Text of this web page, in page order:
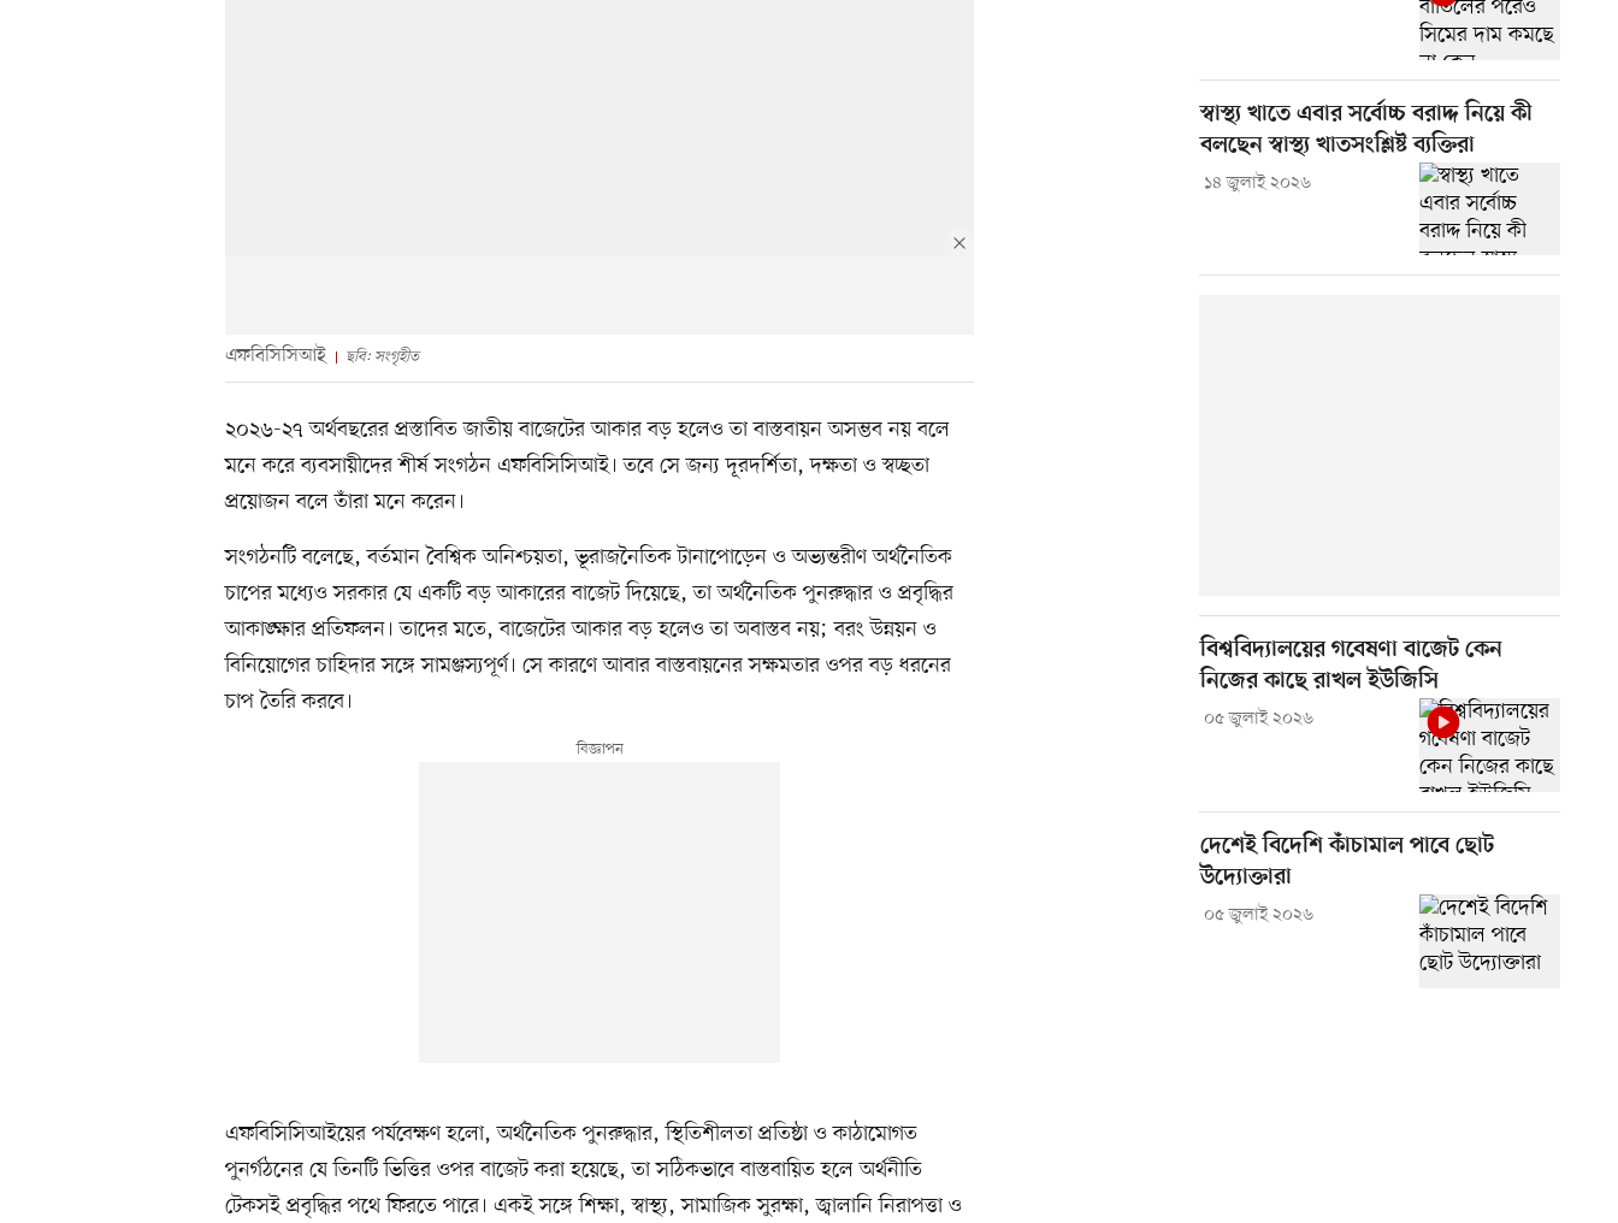
এফবিসিসিআই ছবি: সংগৃহীত
২০২৬-২৭ অর্থবছরের প্রস্তাবিত জাতীয় বাজেটের আকার বড় হলেও তা বাস্তবায়ন অসম্ভব নয় বলে
মনে করে ব্যবসায়ীদের শীর্ষ সংগঠন এফবিসিসিআই। তবে সে জন্য দূরদর্শিতা, দক্ষতা ও স্বচ্ছতা
প্রয়োজন বলে তাঁরা মনে করেন।
সংগঠনটি বলেছে, বর্তমান বৈশ্বিক অনিশ্চয়তা, ভূরাজনৈতিক টানাপোড়েন ও অভ্যন্তরীণ অর্থনৈতিক
চাপের মধ্যেও সরকার যে একটি বড় আকারের বাজেট দিয়েছে, তা অর্থনৈতিক পুনরুদ্ধার ও প্রবৃদ্ধির
আকাঙ্ক্ষার প্রতিফলন। তাদের মতে, বাজেটের আকার বড় হলেও তা অবাস্তব নয়; বরং উন্নয়ন ও
বিনিয়োগের চাহিদার সঙ্গে সামঞ্জস্যপূর্ণ। সে কারণে আবার বাস্তবায়নের সক্ষমতার ওপর বড় ধরনের
চাপ তৈরি করবে।
এফবিসিসিআইয়ের পর্যবেক্ষণ হলো, অর্থনৈতিক পুনরুদ্ধার, স্থিতিশীলতা প্রতিষ্ঠা ও কাঠামোগত
পুনর্গঠনের যে তিনটি ভিত্তির ওপর বাজেট করা হয়েছে, তা সঠিকভাবে বাস্তবায়িত হলে অর্থনীতি
টেকসই প্রবৃদ্ধির পথে ফিরতে পারে। একই সঙ্গে শিক্ষা, স্বাস্থ্য, সামাজিক সুরক্ষা, জ্বালানি নিরাপত্তা ও
স্বাস্থ্য খাতে এবার সর্বোচ্চ বরাদ্দ নিয়ে কী
বলছেন স্বাস্থ্য খাতসংশ্লিষ্ট ব্যক্তিরা
১৪ জুলাই ২০২৬
বিশ্ববিদ্যালয়ের গবেষণা বাজেট কেন
নিজের কাছে রাখল ইউজিসি
০৫ জুলাই ২০২৬
দেশেই বিদেশি কাঁচামাল পাবে ছোট
উদ্যোক্তারা
০৫ জুলাই ২০২৬